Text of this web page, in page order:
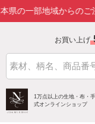
部地域からのご注文受
お買い上げ
1万点以上の生地・布・
式オンラインショップ